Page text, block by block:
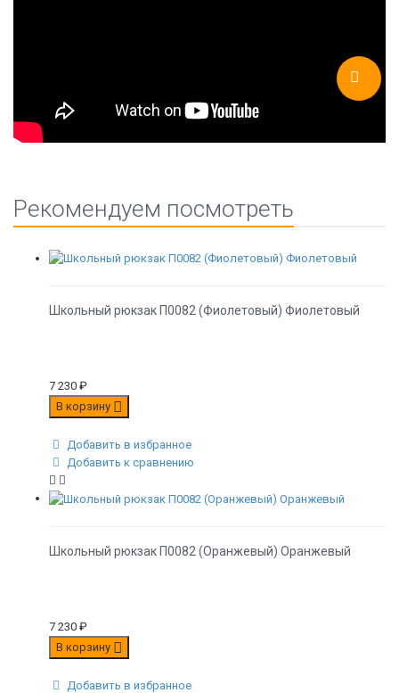
Рекомендуем посмотреть
Школьный рюкзак П0082 (Фиолетовый) Фиолетовый
7 230 ₽
В корзину
Добавить в избранное
Добавить к сравнению
Школьный рюкзак П0082 (Оранжевый) Оранжевый
7 230 ₽
В корзину
Добавить в избранное